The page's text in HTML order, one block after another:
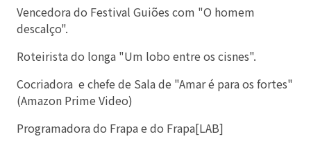
Vencedora do Festival Guiões com "O homem
descalço".
Roteirista do longa "Um lobo entre os cisnes".
Cocriadora e chefe de Sala de "Amar é para os fortes"
(Amazon Prime Video)
Programadora do Frapa e do Frapa[LAB]